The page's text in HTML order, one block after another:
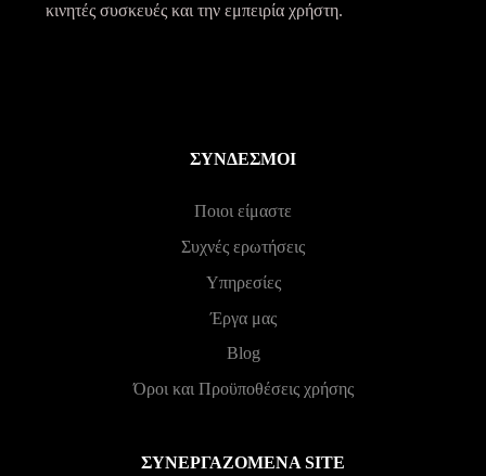
κινητές συσκευές και την εμπειρία χρήστη.
ΣΎΝΔΕΣΜΟΙ
Ποιοι είμαστε
Συχνές ερωτήσεις
Υπηρεσίες
Έργα μας
Blog
Όροι και Προϋποθέσεις χρήσης
ΣΥΝΕΡΓΑΖΌΜΕΝΑ SITE